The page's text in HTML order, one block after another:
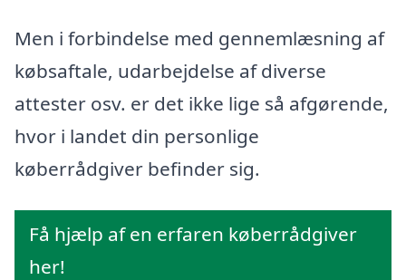
Men i forbindelse med gennemlæsning af
købsaftale, udarbejdelse af diverse
attester osv. er det ikke lige så afgørende,
hvor i landet din personlige
køberrådgiver befinder sig.
Få hjælp af en erfaren køberrådgiver
her!